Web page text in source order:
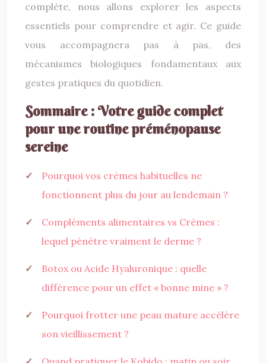
complète, nous allons explorer les aspects
essentiels pour comprendre et agir. Ce guide
vous accompagnera pas à pas, des
mécanismes biologiques fondamentaux aux
gestes pratiques du quotidien.
Sommaire : Votre guide complet
pour une routine préménopause
sereine
Pourquoi vos crèmes habituelles ne
fonctionnent plus du jour au lendemain ?
Compléments alimentaires vs Crèmes :
lequel pénètre vraiment le derme ?
Botox ou Acide Hyaluronique : quelle
différence pour un effet « bonne mine » ?
Pourquoi frotter une peau mature accélère
son vieillissement ?